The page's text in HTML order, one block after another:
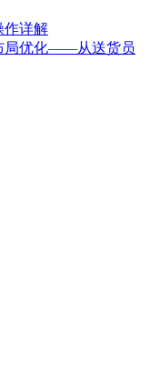
作详解
局优化——从送货员